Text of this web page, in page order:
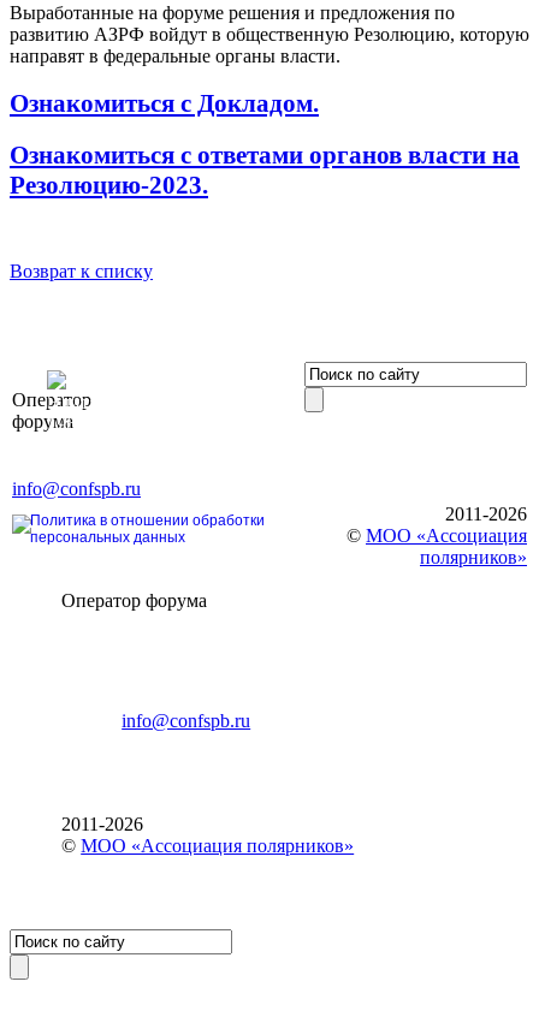
Выработанные на форуме решения и предложения по
развитию АЗРФ войдут в общественную Резолюцию, которую
направят в федеральные органы власти.
Ознакомиться с Докладом.
Ознакомиться с ответами органов власти на
Резолюцию-2023.
Возврат к списку
Оператор
форума
Элит»
196191, г. Санкт-Петербург,
info@confspb.ru
Политика в отношении обработки
персональных данных
2011-2026
© МОО «Ассоциация
полярников»
Оператор форума
E-mail:info@confspb.ru
2011-2026
©МОО «Ассоциация полярников»